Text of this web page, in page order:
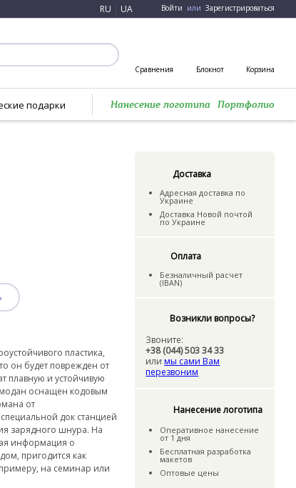
RU UA Войти или Зарегистрироваться
Сравнения Блокнот Корзина
подарки Нанесение логотипа Портфолио
пластика,
он будет поврежден от
плавную и устойчивую
оснащен кодовым
от
док станцией
зарядного шнура. На
информация о
пригодится как
на семинар или
Доставка
Адресная доставка по
Украине
Доставка Новой почтой
по Украине
Оплата
Безналичный расчет
(IBAN)
Возникли вопросы?
Звоните:
+38 (044) 503 34 33
или мы сами Вам
перезвоним
Нанесение логотипа
Оперативное нанесение
от 1 дня
Бесплатная разработка
макетов
Оптовые цены